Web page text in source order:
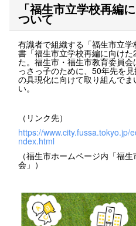
「福生市立学校再編
ついて
有識者で組織する「福生市立
書「福生市立学校再編に向け
た。福生市・福生市教育委員
っさっ子のために、50年先を
の具現化に向けて取り組んで
い。
（リンク先）
https://
ndex.html
（福生市ホームページ内「福
会」）